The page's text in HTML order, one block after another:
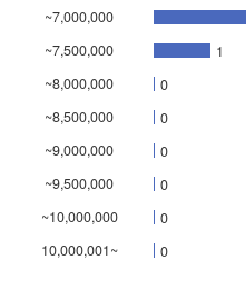
~7,000,000
~7,500,000
1
~8,000,000
0
~8,500,000
0
~9,000,000
0
~9,500,000
0
~10,000,000
0
10,000,001~
0